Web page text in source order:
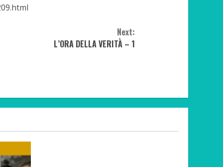
Next:
L’ORA DELLA VERITÀ – 1